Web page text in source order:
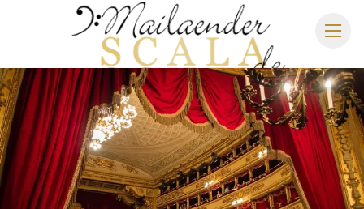
MAILÄNDER SCALA
SPIELPLAN 2026/2027
SITZPLAN HOTELS